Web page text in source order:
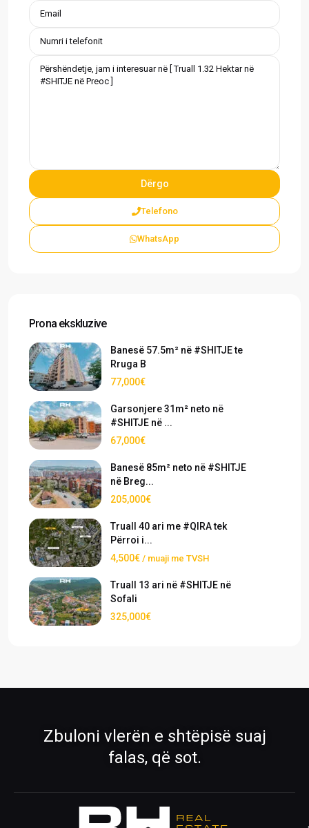
Telefono
WhatsApp
Prona ekskluzive
Banesë 57.5m² në #SHITJE te
Rruga B
77,000€
Garsonjere 31m² neto në
#SHITJE në ...
67,000€
Banesë 85m² neto në #SHITJE
në Breg...
205,000€
Truall 40 ari me #QIRA tek
Përroi i...
4,500€ / muaji me TVSH
Truall 13 ari në #SHITJE në
Sofali
325,000€
Zbuloni vlerën e shtëpisë suaj
falas, që sot.
Estate
Mëso më shumë për ekipin tonë
Kontakti
Na kontaktoni për çdo pyetje